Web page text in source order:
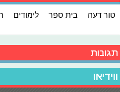
טור דעה בית ספר לימודים
תגובות
ווידיאו